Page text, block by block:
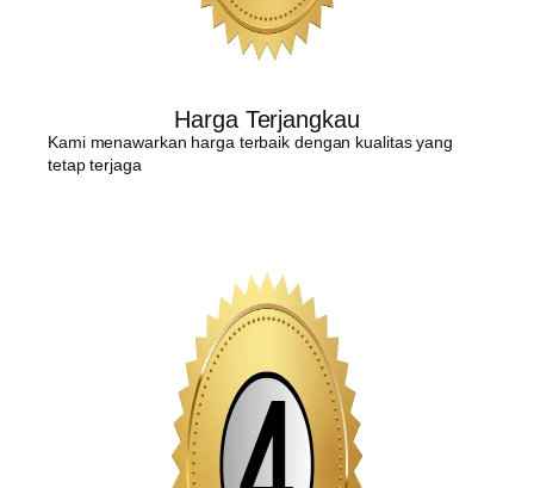
Harga Terjangkau
Kami menawarkan harga terbaik dengan kualitas yang
tetap terjaga